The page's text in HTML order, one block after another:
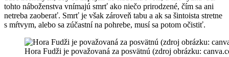
tohto náboženstva vnímajú smrť ako niečo prirodzené, čím sa ani
netreba zaoberať. Smrť je však zároveň tabu a ak sa šintoista stretne
s mŕtvym, alebo sa zúčastní na pohrebe, musí sa potom očistiť.
Hora Fudži je považovaná za posvätnú (zdroj obrázku: